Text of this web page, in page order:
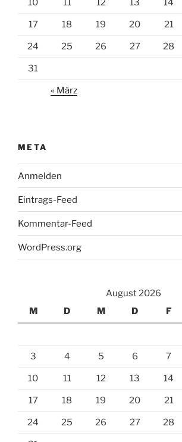
10 11 12 13 14
17 18 19 20 21
24 25 26 27 28
31
« März
META
Anmelden
Eintrags-Feed
Kommentar-Feed
WordPress.org
August 2026
M
D M D F
3 4 5 6 7
10 11 12 13 14
17 18 19 20 21
24 25 26 27 28